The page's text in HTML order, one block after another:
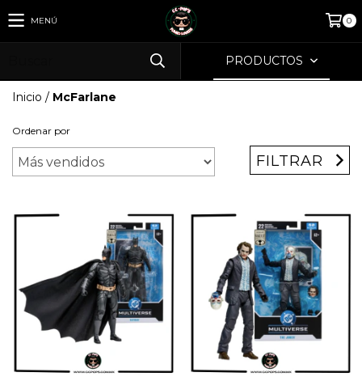
MENÚ 0
PRODUCTOS
Inicio / McFarlane
Ordenar por
FILTRAR